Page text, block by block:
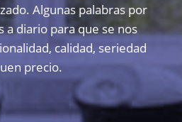
Algunas palabras por
a diario para que se nos
calidad, seriedad
precio.